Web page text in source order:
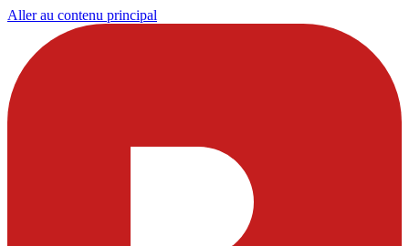
Aller au contenu principal